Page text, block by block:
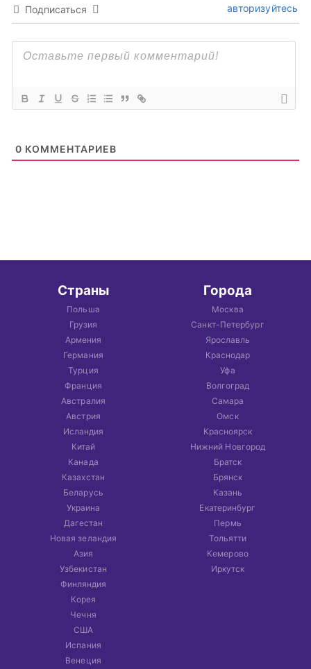
Подписаться авторизуйтесь
0 КОММЕНТАРИЕВ
Страны
Польша
Грузия
Армения
Германия
Турция
Франция
Австралия
Австрия
Исландия
Китай
Канада
Казахстан
Беларусь
Украина
Дагестан
Новая зеландия
Азия
Узбекистан
Финляндия
Корея
Чечня
США
Испания
Венеция
Города
Москва
Санкт-Петербург
Ярославль
Краснодар
Уфа
Волгоград
Самара
Омск
Красноярск
Нижний Новгород
Братск
Брянск
Казань
Екатеринбург
Пермь
Тольятти
Кемерово
Иркутск